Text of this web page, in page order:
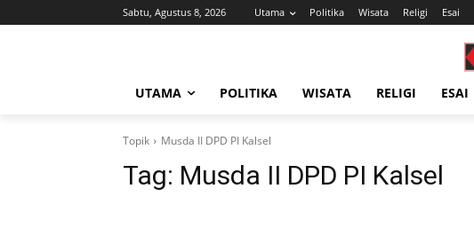
Sabtu, Agustus 8, 2026 Utama Politika Wisata Religi Esai
UTAMA POLITIKA WISATA RELIGI ESAI
Topik Musda II DPD PI Kalsel
Tag: Musda II DPD PI Kalsel